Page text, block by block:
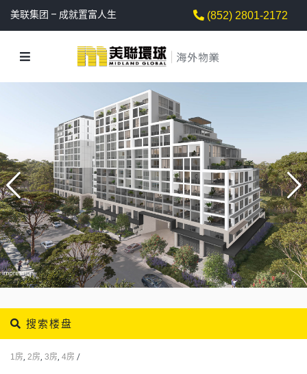
美联集团 – 成就置富人生 (852) 2801-2172
搜索楼盘
1房, 2房, 3房, 4房 /